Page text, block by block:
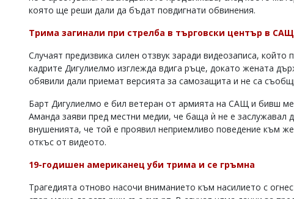
която ще реши дали да бъдат повдигнати обвинения.
Трима загинали при стрелба в търговски център в САЩ
Случаят предизвика силен отзвук заради видеозаписа,
кадрите Дигулиелмо изглежда вдига ръце, докато жената
обявили дали приемат версията за самозащита и не са
Барт Дигулиелмо е бил ветеран от армията на САЩ и бивш
Аманда заяви пред местни медии, че баща ѝ не е заслужавал
внушенията, че той е проявил неприемливо поведение към
откъс от видеото.
19-годишен американец уби трима и се гръмна
Трагедията отново насочи вниманието към насилието с